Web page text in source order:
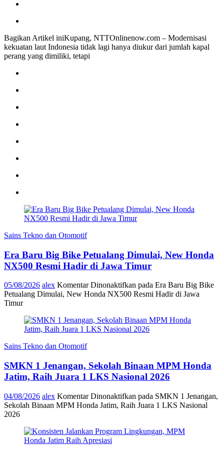
Bagikan Artikel iniKupang, NTTOnlinenow.com – Modernisasi
kekuatan laut Indonesia tidak lagi hanya diukur dari jumlah kapal
perang yang dimiliki, tetapi
Sains Tekno dan Otomotif
Era Baru Big Bike Petualang Dimulai, New Honda
NX500 Resmi Hadir di Jawa Timur
05/08/2026 alex Komentar Dinonaktifkan pada Era Baru Big Bike
Petualang Dimulai, New Honda NX500 Resmi Hadir di Jawa
Timur
Sains Tekno dan Otomotif
SMKN 1 Jenangan, Sekolah Binaan MPM Honda
Jatim, Raih Juara 1 LKS Nasional 2026
04/08/2026 alex Komentar Dinonaktifkan pada SMKN 1 Jenangan,
Sekolah Binaan MPM Honda Jatim, Raih Juara 1 LKS Nasional
2026